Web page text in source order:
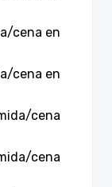
cena en
cena en
cena
cena